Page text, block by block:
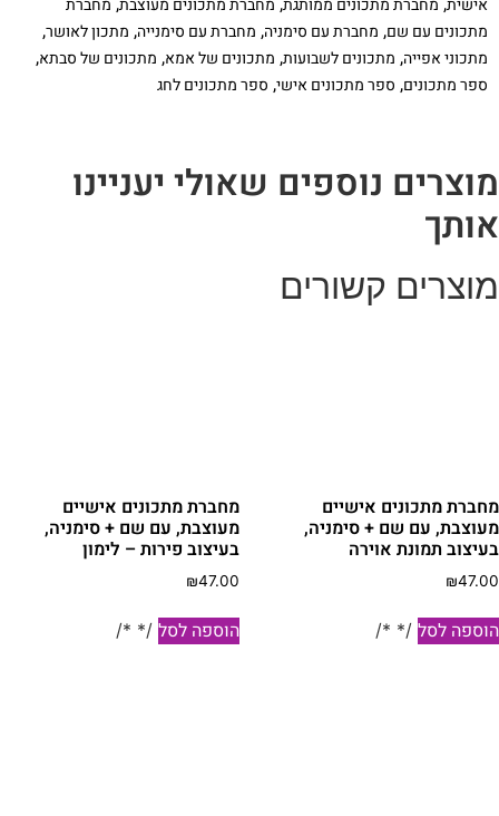
תואמת
מתכונים עם שם, מחברת עם סימניה, מחברת עם סימנייה, מתכון לאושר,
מתכוני אפייה, מתכונים לשבועות, מתכונים של אמא, מתכונים של סבתא,
ספר מתכונים, ספר מתכונים אישי, ספר מתכונים לחג
מוצרים נוספים שאולי יעניינו
אותך
מוצרים קשורים
מחברת מתכונים אישיים
מעוצבת, עם שם + סימניה,
בעיצוב תמונת אוירה
₪47.00
הוספה לסל /* */
מחברת מתכונים אישיים
מעוצבת, עם שם + סימניה,
בעיצוב פירות – לימון
₪47.00
הוספה לסל /* */